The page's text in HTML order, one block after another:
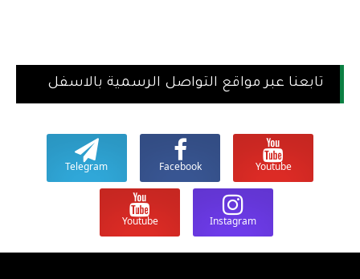
تابعنا عبر مواقع التواصل الرسمية بالاسفل
Youtube
Facebook
Telegram
Instagram
Youtube